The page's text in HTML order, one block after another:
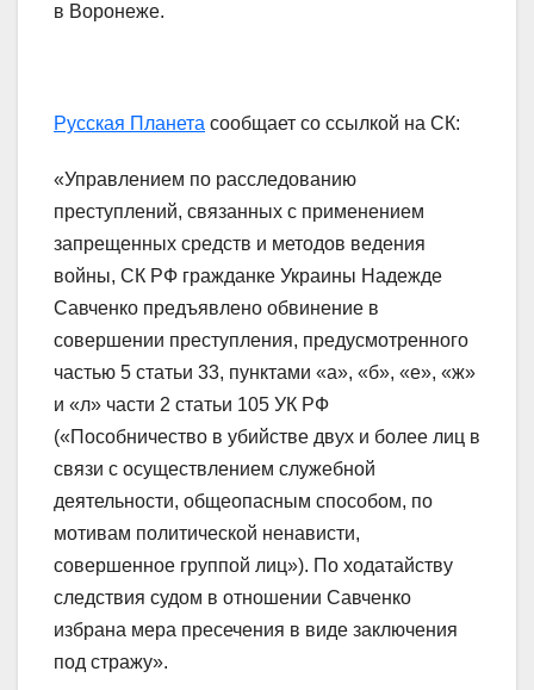
в Воронеже.
Русская Планета сообщает со ссылкой на СК:
«Управлением по расследованию
преступлений, связанных с применением
запрещенных средств и методов ведения
войны, СК РФ гражданке Украины Надежде
Савченко предъявлено обвинение в
совершении преступления, предусмотренного
частью 5 статьи 33, пунктами «а», «б», «е», «ж»
и «л» части 2 статьи 105 УК РФ
(«Пособничество в убийстве двух и более лиц в
связи с осуществлением служебной
деятельности, общеопасным способом, по
мотивам политической ненависти,
совершенное группой лиц»). По ходатайству
следствия судом в отношении Савченко
избрана мера пресечения в виде заключения
под стражу».